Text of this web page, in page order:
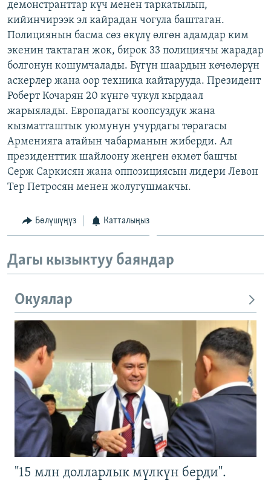
АЗАТТЫК+
ЭЕ/АРнун бардык сайттары
демонстранттар күч менен таркатылып,
кийинчирээк эл кайрадан чогула баштаган.
Полициянын басма сөз өкүлү өлгөн адамдар ким
экенин тактаган жок, бирок 33 полициячы жарадар
болгонун кошумчалады. Бүгүн шаардын көчөлөрүн
аскерлер жана оор техника кайтарууда. Президент
Роберт Кочарян 20 күнгө чукул кырдаал
жарыялады. Европадагы коопсуздук жана
кызматташтык уюмунун учурдагы төрагасы
Арменияга атайын чабарманын жиберди. Ал
президенттик шайлоону жеңген өкмөт башчы
Серж Саркисян жана оппозициясын лидери Левон
Тер Петросян менен жолугушмакчы.
Бөлүшүңүз Катталыңыз
Дагы кызыктуу баяндар
Окуялар
"15 млн долларлык мүлкүн берди".